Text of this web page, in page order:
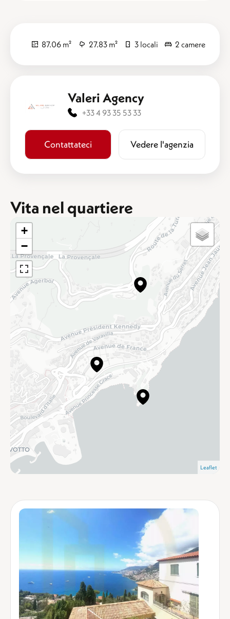
87.06 m² 27.83 m² 3 locali 2 camere
Valeri Agency
+33 4 93 35 53 33
Contattateci ​​Vedere l'agenzia
Vita nel quartiere
+
−
Leaflet